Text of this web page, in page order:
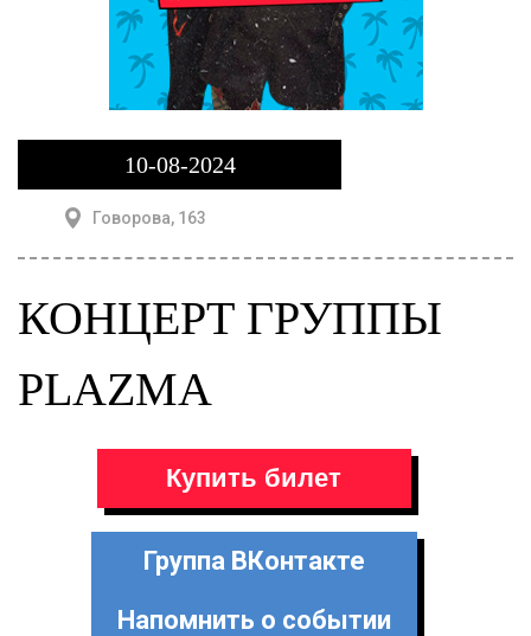
10-08-2024
Говорова, 163
КОНЦЕРТ ГРУППЫ
PLAZMA
Купить билет
Группа ВКонтакте
Напомнить о событии